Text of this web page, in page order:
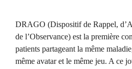
DRAGO (Dispositif de Rappel,
de l’Observance) est la première
patients partageant la même
même avatar et le même jeu. A ce